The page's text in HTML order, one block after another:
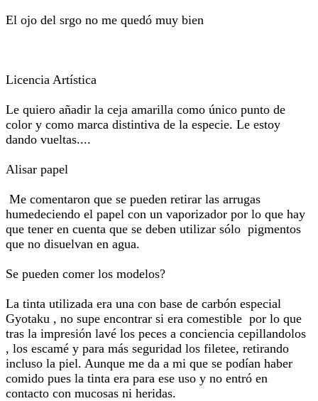
El ojo del srgo no me quedó muy bien
Licencia Artística
Le quiero añadir la ceja amarilla como único punto de
color y como marca distintiva de la especie. Le estoy
dando vueltas....
Alisar papel
Me comentaron que se pueden retirar las arrugas
humedeciendo el papel con un vaporizador por lo que hay
que tener en cuenta que se deben utilizar sólo pigmentos
que no disuelvan en agua.
Se pueden comer los modelos?
La tinta utilizada era una con base de carbón especial
Gyotaku , no supe encontrar si era comestible por lo que
tras la impresión lavé los peces a conciencia cepillandolos
, los escamé y para más seguridad los filetee, retirando
incluso la piel. Aunque me da a mi que se podían haber
comido pues la tinta era para ese uso y no entró en
contacto con mucosas ni heridas.